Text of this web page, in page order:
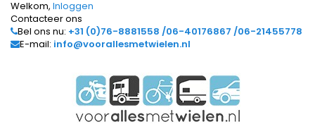
Welkom, Inloggen
Contacteer ons
Bel ons nu: +31 (0)76-8881558 /06-40176867 /06-21455778
E-mail: info@voorallesmetwielen.nl